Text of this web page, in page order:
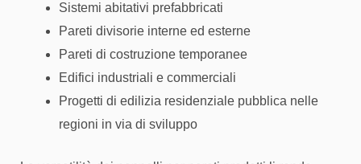
Sistemi abitativi prefabbricati
Pareti divisorie interne ed esterne
Pareti di costruzione temporanee
Edifici industriali e commerciali
Progetti di edilizia residenziale pubblica nelle
regioni in via di sviluppo